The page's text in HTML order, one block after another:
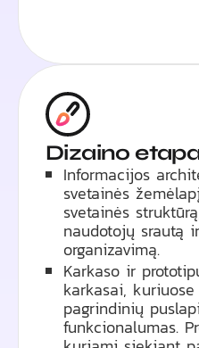
Dizaino
Informacijos
svetainės
svetainės
naudotojų srautą
organizavimą.
Karkaso ir
karkasai,
pagrindinių
funkcionalumas.